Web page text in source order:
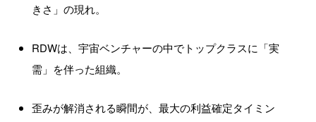
きさ」の現れ。
RDWは、宇宙ベンチャーの中でトップクラスに「実
需」を伴った組織。
歪みが解消される瞬間が、最大の利益確定タイミン